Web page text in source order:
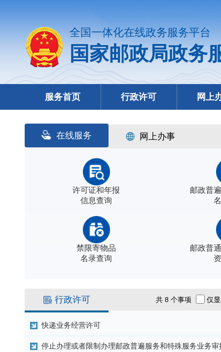
全国一体化在线政务服务平台
国家邮政局政务
服务首页 行政许可 网上
在线服务 网上办事
许可证和年报
信息查询
邮政普
禁限寄物品
名录查询
邮政普
行政许可 共8 个事项 仅
快递业务经营许可
停止办理或者限制办理邮政普遍服务和特殊服务业务审